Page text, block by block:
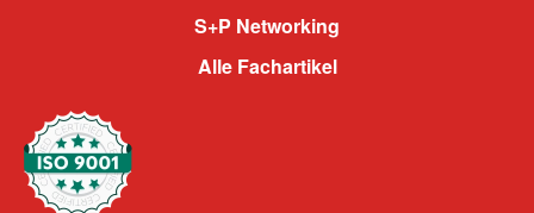
S+P Networking
Alle Fachartikel